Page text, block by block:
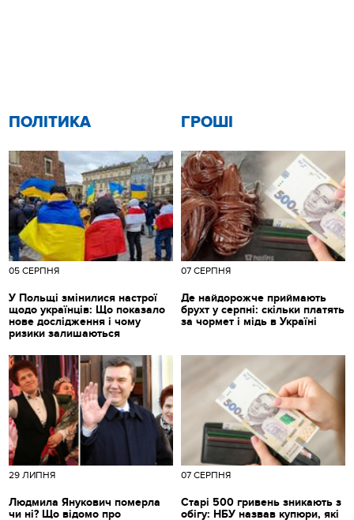
ПОЛІТИКА
05 СЕРПНЯ
У Польщі змінилися настрої
щодо українців: Що показало
нове дослідження і чому
ризики залишаються
ГРОШІ
07 СЕРПНЯ
Де найдорожче приймають
брухт у серпні: скільки платять
за чормет і мідь в Україні
29 ЛИПНЯ
Людмила Янукович померла
чи ні? Що відомо про
07 СЕРПНЯ
Старі 500 гривень зникають з
обігу: НБУ назвав купюри, які